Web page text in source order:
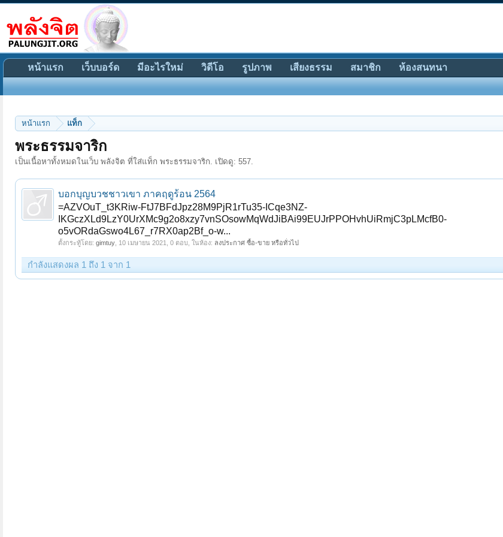
หน้าแรก แท็ก
พระธรรมจาริก
เป็นเนื้อหาทั้งหมดในเว็บ พลังจิต ที่ใส่แท็ก พระธรรมจาริก. เปิดดู: 557.
บอกบุญบวชชาวเขา ภาคฤดูร้อน 2564
=AZVOuT_t3KRiw-FtJ7BFdJpz28M9PjR1rTu35-ICqe3NZ-
IKGczXLd9LzY0UrXMc9g2o8xzy7vnSOsowMqWdJiBAi99EUJrPPOHvhUiRmjC3pLMcfB0-
o5vORdaGswo4L67_r7RX0ap2Bf_o-w...
ตั้งกระทู้โดย: gimtuy 10 เมษายน 2021 , 0 ตอบ, ในห้อง: ลงประกาศ ซื้อ-ขาย หรือทั่วไป
กำลังแสดงผล 1 ถึง 1 จาก 1
หน้าแรก เว็บบอร์ด มีอะไรใหม่ วิดีโอ รูปภาพ เสียงธรรม สมาชิก ห้องสนทนา